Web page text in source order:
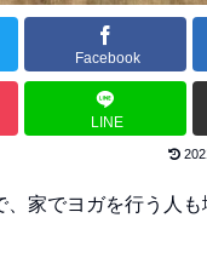
Facebook
LINE
、家でヨガを行う人